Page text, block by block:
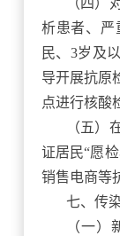
（四）
析患者、严
民、3岁及
导开展抗原
点进行核酸
（五）
证居民“愿
销售电商等
七、传
（一